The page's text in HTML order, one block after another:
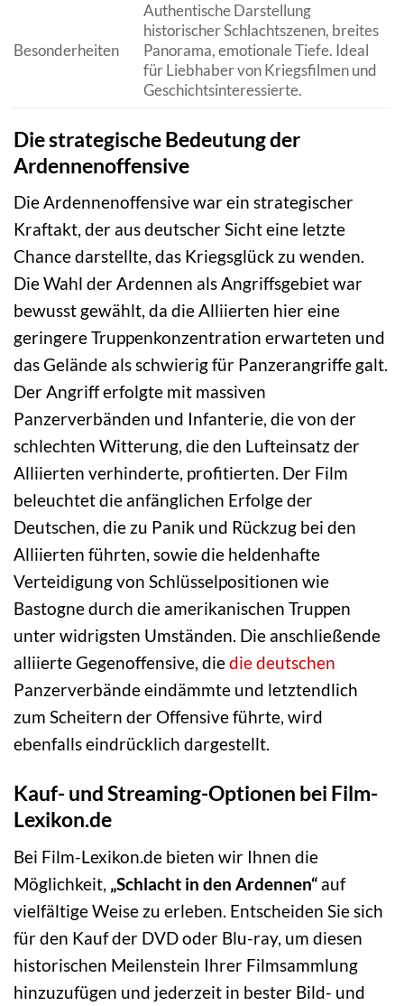
Besonderheiten
Authentische Darstellung
historischer Schlachtszenen, breites
Panorama, emotionale Tiefe. Ideal
für Liebhaber von Kriegsfilmen und
Geschichtsinteressierte.
Die strategische Bedeutung der
Ardennenoffensive
Die Ardennenoffensive war ein strategischer
Kraftakt, der aus deutscher Sicht eine letzte
Chance darstellte, das Kriegsglück zu wenden.
Die Wahl der Ardennen als Angriffsgebiet war
bewusst gewählt, da die Alliierten hier eine
geringere Truppenkonzentration erwarteten und
das Gelände als schwierig für Panzerangriffe galt.
Der Angriff erfolgte mit massiven
Panzerverbänden und Infanterie, die von der
schlechten Witterung, die den Lufteinsatz der
Alliierten verhinderte, profitierten. Der Film
beleuchtet die anfänglichen Erfolge der
Deutschen, die zu Panik und Rückzug bei den
Alliierten führten, sowie die heldenhafte
Verteidigung von Schlüsselpositionen wie
Bastogne durch die amerikanischen Truppen
unter widrigsten Umständen. Die anschließende
alliierte Gegenoffensive, diedie deutschen
Panzerverbände eindämmte und letztendlich
zum Scheitern der Offensive führte, wird
ebenfalls eindrücklich dargestellt.
Kauf- und Streaming-Optionen bei Film-
Lexikon.de
Bei Film-Lexikon.de bieten wir Ihnen die
Möglichkeit, „Schlacht in den Ardennen“ auf
vielfältige Weise zu erleben. Entscheiden Sie sich
für den Kauf der DVD oder Blu-ray, um diesen
historischen Meilenstein Ihrer Filmsammlung
hinzuzufügen und jederzeit in bester Bild- und